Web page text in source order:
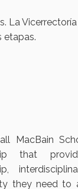
La
etapas.
MacBain
that
they need to